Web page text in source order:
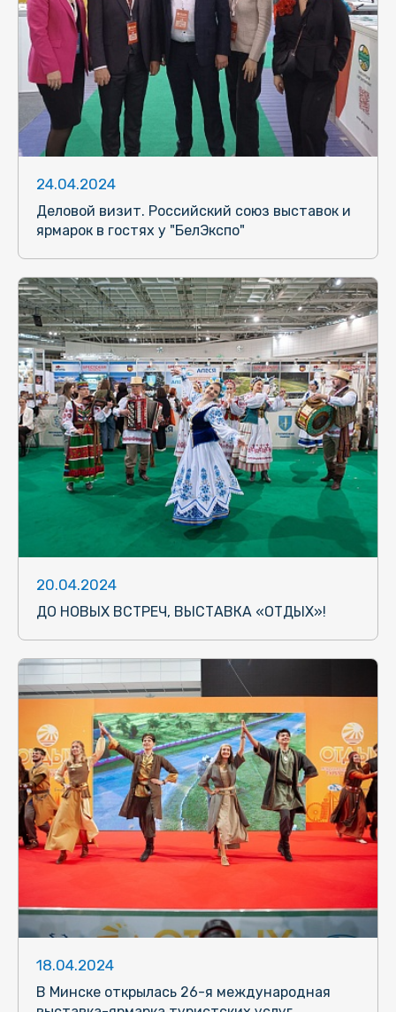
24.04.2024
Деловой визит. Российский союз выставок и
ярмарок в гостях у "БелЭкспо"
20.04.2024
ДО НОВЫХ ВСТРЕЧ, ВЫСТАВКА «ОТДЫХ»!
18.04.2024
В Минске открылась 26-я международная